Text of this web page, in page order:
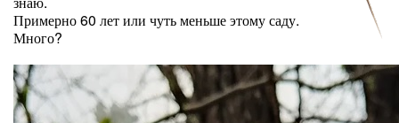
Примерно 60 лет или чуть меньше этому саду.
Много?